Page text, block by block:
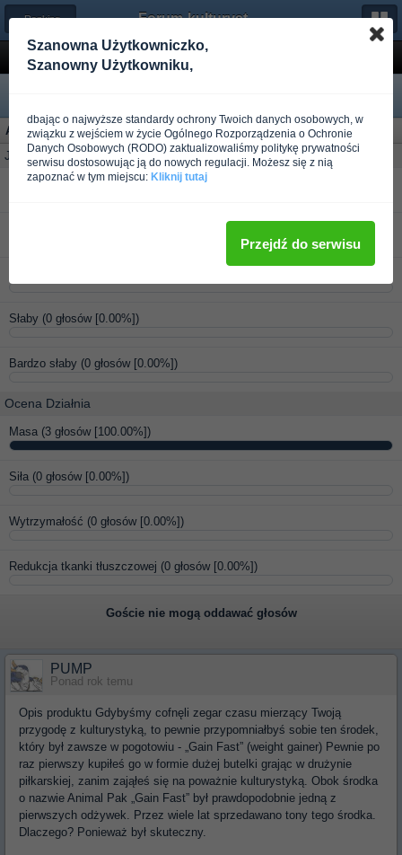
← Ranking odżywek i suplementów Forum-kulturystyka.pl
Universal Gain Fast 3100
Ankieta: Universal Gain Fast 3100(3 użytkowników oddało głos)
Jak oceniasz produkt ?
Bardzo dobry (3 głosów [100.00%])
Słaby (0 głosów [0.00%])
Bardzo słaby (0 głosów [0.00%])
Ocena Działnia
Masa (3 głosów [100.00%])
Siła (0 głosów [0.00%])
Wytrzymałość (0 głosów [0.00%])
Redukcja tkanki tłuszczowej (0 głosów [0.00%])
Goście nie mogą oddawać głosów
PUMP
Ponad rok temu
Opis produktu Gdybyśmy cofnęli zegar czasu mierzący Twoją
przygodę z kulturystyką, to pewnie przypomniałbyś sobie ten środek,
który był zawsze w pogotowiu - „Gain Fast” (weight gainer) Pewnie po
raz pierwszy kupiłeś go w formie dużej butelki grając w drużynie
piłkarskiej, zanim zająłeś się na poważnie kulturystyką. Obok środka
o nazwie Animal Pak „Gain Fast” był prawdopodobnie jedną z
pierwszych odżywek. Przez wiele lat sprzedawano tony tego środka.
Dlaczego? Ponieważ był skuteczny.
Szanowna Użytkowniczko,
Szanowny Użytkowniku,
dbając o najwyższe standardy ochrony Twoich danych osobowych, w
związku z wejściem w życie Ogólnego Rozporządzenia o Ochronie
Danych Osobowych (RODO) zaktualizowaliśmy politykę prywatności
serwisu dostosowując ją do nowych regulacji. Możesz się z nią
zapoznać w tym miejscu: Kliknij tutaj
Przejdź do serwisu